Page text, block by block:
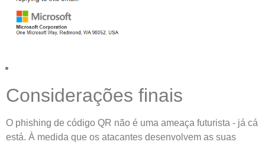
Considerações finais
O phishing de código QR não é uma ameaça futurista - já cá
está. À medida que os atacantes desenvolvem as suas